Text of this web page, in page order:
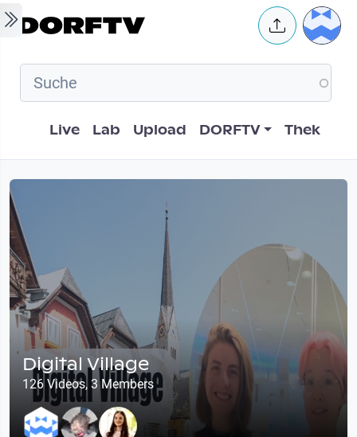
Skip to main content User
Hauptnavigation
Live Lab Upload DORFTV Thek
Digital Village
126 Videos, 3 Members